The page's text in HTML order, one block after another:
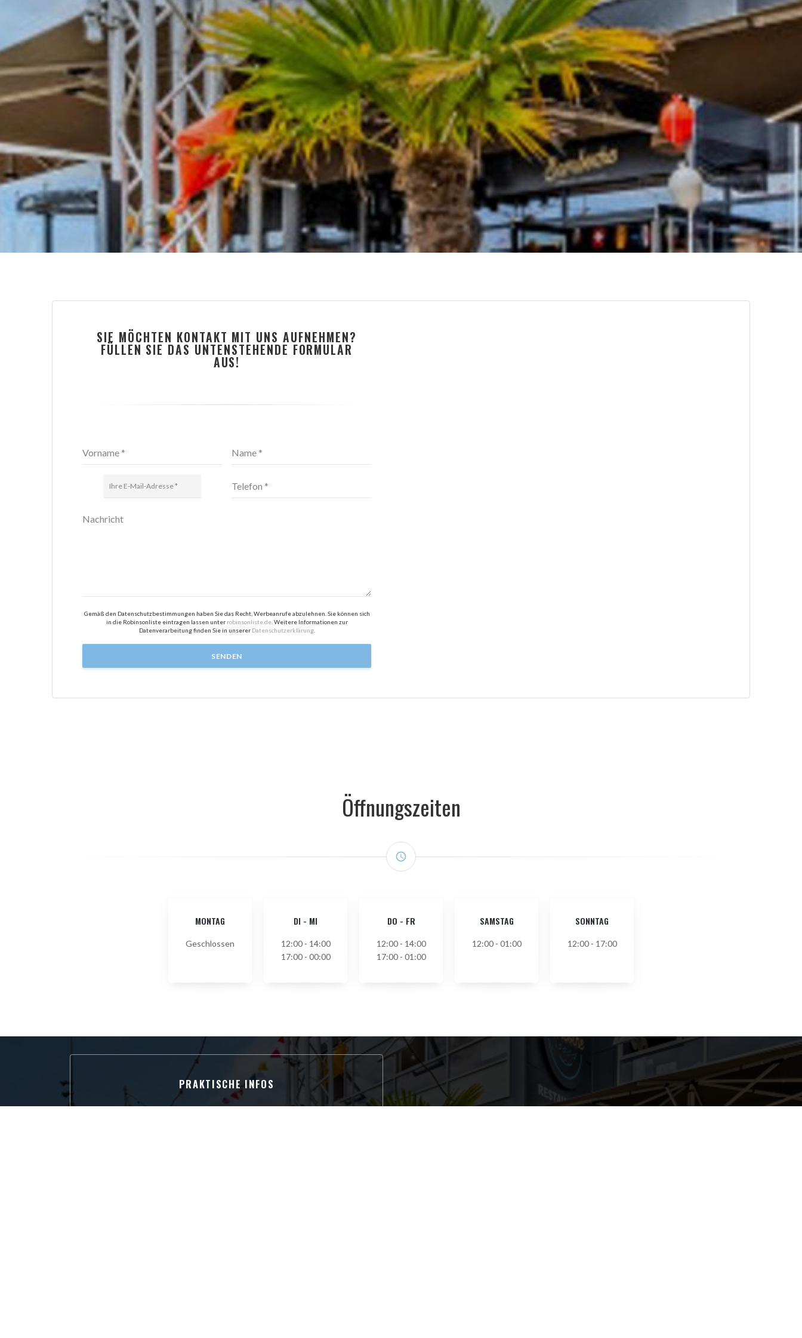
SIE MÖCHTEN KONTAKT MIT UNS AUFNEHMEN?
FÜLLEN SIE DAS UNTENSTEHENDE FORMULAR
AUS!
Gemäß den Datenschutzbestimmungen haben Sie das Recht, Werbeanrufe abzulehnen. Sie können sich
in die Robinsonliste eintragen lassen unter robinsonliste.de. Weitere Informationen zur
Datenverarbeitung finden Sie in unserer Datenschutzerklärung.
Öffnungszeiten
access_time
MONTAG
Geschlossen
DI - MI
12:00 - 14:00
17:00 - 00:00
DO - FR
12:00 - 14:00
17:00 - 01:00
SAMSTAG
12:00 - 01:00
SONNTAG
12:00 - 17:00
PRAKTISCHE INFOS